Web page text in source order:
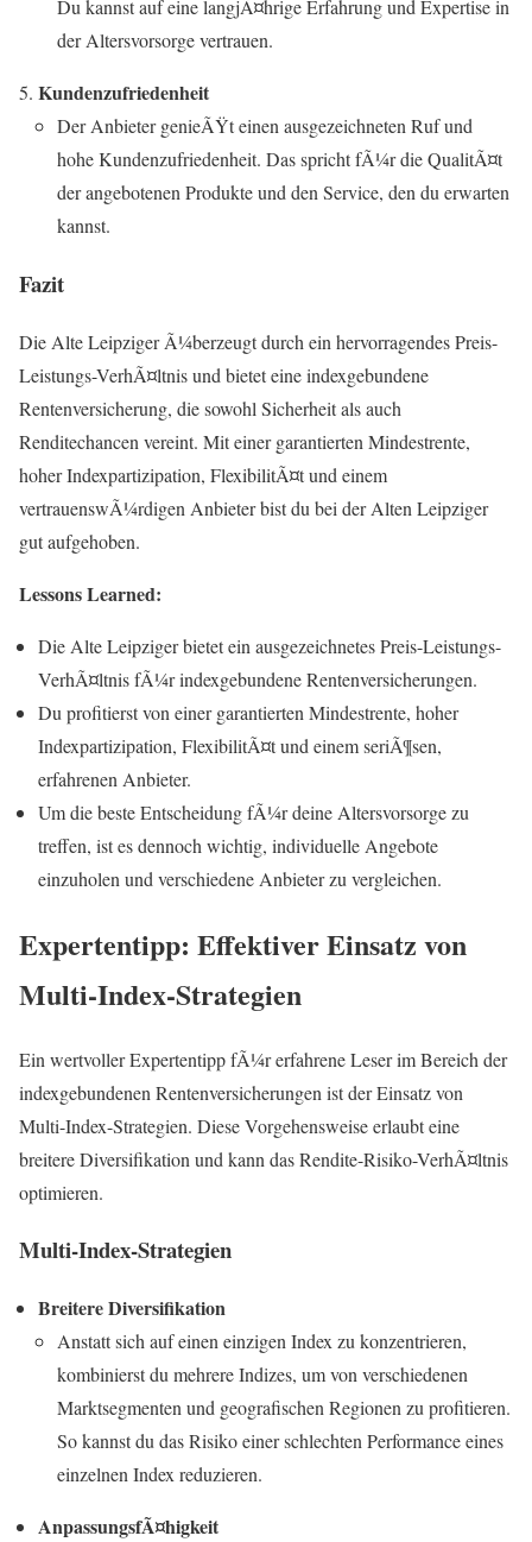
Du kannst auf eine langjÃ¤hrige Erfahrung und Expertise in
der Altersvorsorge vertrauen.
Kundenzufriedenheit
Der Anbieter genieÃŸt einen ausgezeichneten Ruf und
hohe Kundenzufriedenheit. Das spricht fÃ¼r die QualitÃ¤t
der angebotenen Produkte und den Service, den du erwarten
kannst.
Fazit
Die Alte Leipziger Ã¼berzeugt durch ein hervorragendes Preis-
Leistungs-VerhÃ¤ltnis und bietet eine indexgebundene
Rentenversicherung, die sowohl Sicherheit als auch
Renditechancen vereint. Mit einer garantierten Mindestrente,
hoher Indexpartizipation, FlexibilitÃ¤t und einem
vertrauenswÃ¼rdigen Anbieter bist du bei der Alten Leipziger
gut aufgehoben.
Lessons Learned:
Die Alte Leipziger bietet ein ausgezeichnetes Preis-Leistungs-
VerhÃ¤ltnis fÃ¼r indexgebundene Rentenversicherungen.
Du profitierst von einer garantierten Mindestrente, hoher
Indexpartizipation, FlexibilitÃ¤t und einem seriÃ¶sen,
erfahrenen Anbieter.
Um die beste Entscheidung fÃ¼r deine Altersvorsorge zu
treffen, ist es dennoch wichtig, individuelle Angebote
einzuholen und verschiedene Anbieter zu vergleichen.
Expertentipp: Effektiver Einsatz von
Multi-Index-Strategien
Ein wertvoller Expertentipp fÃ¼r erfahrene Leser im Bereich der
indexgebundenen Rentenversicherungen ist der Einsatz von
Multi-Index-Strategien. Diese Vorgehensweise erlaubt eine
breitere Diversifikation und kann das Rendite-Risiko-VerhÃ¤ltnis
optimieren.
Multi-Index-Strategien
Breitere Diversifikation
Anstatt sich auf einen einzigen Index zu konzentrieren,
kombinierst du mehrere Indizes, um von verschiedenen
Marktsegmenten und geografischen Regionen zu profitieren.
So kannst du das Risiko einer schlechten Performance eines
einzelnen Index reduzieren.
AnpassungsfÃ¤higkeit